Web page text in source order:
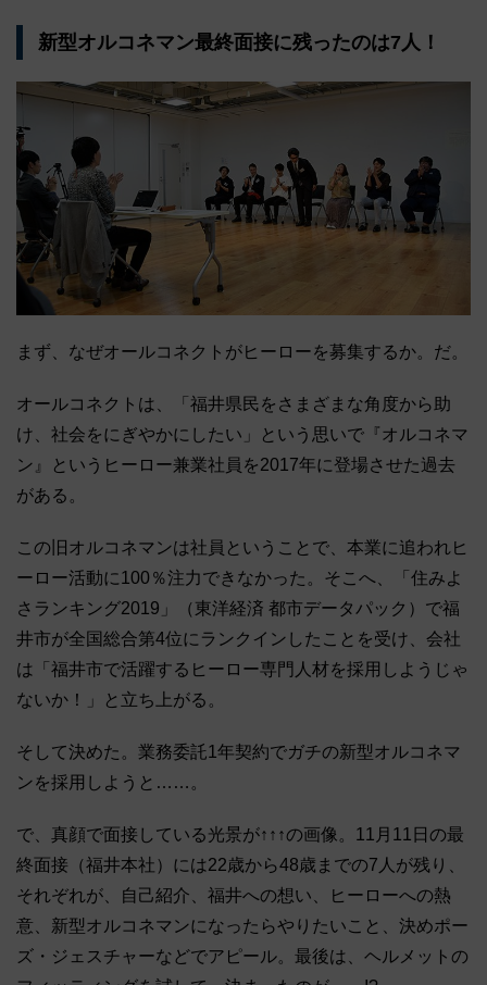
新型オルコネマン最終面接に残ったのは7人！
まず、なぜオールコネクトがヒーローを募集するか。だ。
オールコネクトは、「福井県民をさまざまな角度から助
け、社会をにぎやかにしたい」という思いで『オルコネマ
ン』というヒーロー兼業社員を2017年に登場させた過去
がある。
この旧オルコネマンは社員ということで、本業に追われヒ
ーロー活動に100％注力できなかった。そこへ、「住みよ
さランキング2019」（東洋経済 都市データパック）で福
井市が全国総合第4位にランクインしたことを受け、会社
は「福井市で活躍するヒーロー専門人材を採用しようじゃ
ないか！」と立ち上がる。
そして決めた。業務委託1年契約でガチの新型オルコネマ
ンを採用しようと……。
で、真顔で面接している光景が↑↑↑の画像。11月11日の最
終面接（福井本社）には22歳から48歳までの7人が残り、
それぞれが、自己紹介、福井への想い、ヒーローへの熱
意、新型オルコネマンになったらやりたいこと、決めポー
ズ・ジェスチャーなどでアピール。最後は、ヘルメットの